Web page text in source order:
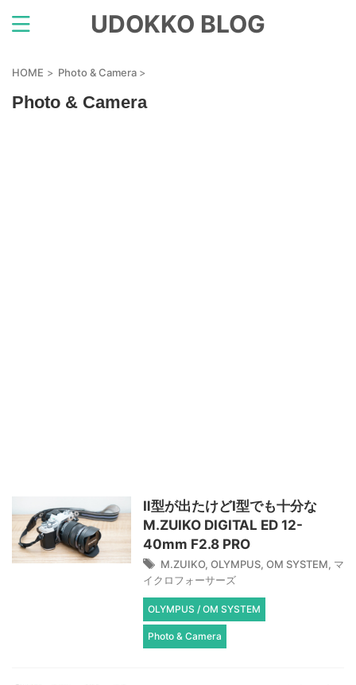
UDOKKO BLOG
HOME > Photo & Camera >
Photo & Camera
Ⅱ型が出たけどⅠ型でも十分な
M.ZUIKO DIGITAL ED 12-
40mm F2.8 PRO
M.ZUIKO, OLYMPUS, OM SYSTEM, マ
イクロフォーサーズ
OLYMPUS / OM SYSTEM
Photo & Camera